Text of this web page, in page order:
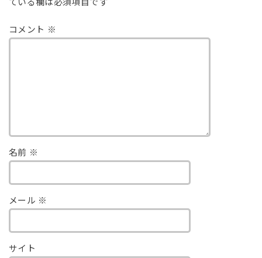
ている欄は必須項目です
コメント ※
名前 ※
メール ※
サイト